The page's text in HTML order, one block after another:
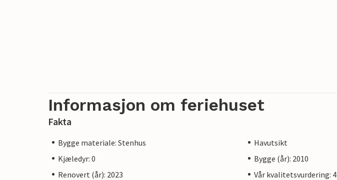
Informasjon om feriehuset
Fakta
Bygge materiale: Stenhus
Havutsikt
Kjæledyr: 0
Bygge (år): 2010
Renovert (år): 2023
Vår kvalitetsvurdering: 4